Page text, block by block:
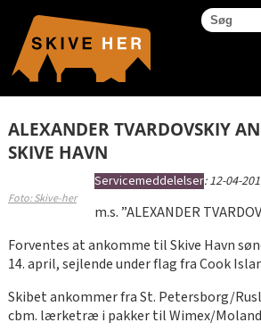
ALEXANDER TVARDOVSKIY
SKIVE HAVN
Foto: Skive-her
Servicemeddelelser:12-04-
m.s. ”ALEXANDER
Forventes at ankomme til Skive Havn
14. april, sejlende under flag fra Cook
Skibet ankommer fra St. Petersborg/
cbm. lærketræ i pakker til Wimex/Moland